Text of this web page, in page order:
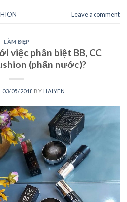
Leave a comment
LÀM ĐẸP
việc phân biệt BB, CC
(phấn nước)?
03/05/2018 BY HAIYEN